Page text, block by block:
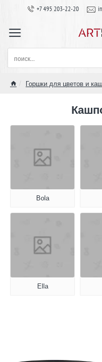
+7 495 203-22-20
поиск...
Горшки для цветов и
Bola
Ella